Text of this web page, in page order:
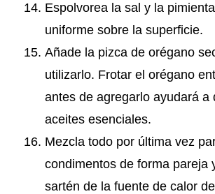
Espolvorea la sal y la
uniforme sobre la superficie.
Añade la pizca de orégano
utilizarlo. Frotar el orégano
antes de agregarlo ayudará a
aceites esenciales.
Mezcla todo por última vez
condimentos de forma pareja
sartén de la fuente de calor